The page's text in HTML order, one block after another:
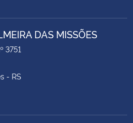
DAS MISSÕES
3751
- RS